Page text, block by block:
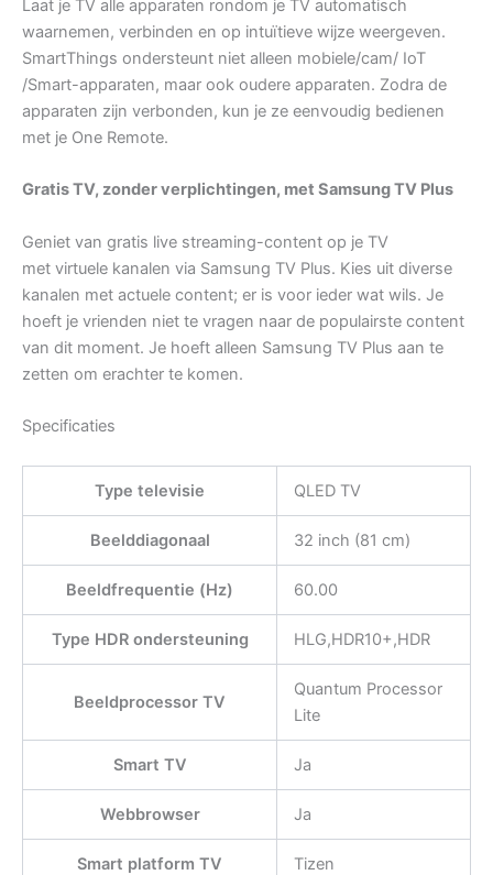
Laat je TV alle apparaten rondom je TV automatisch
waarnemen, verbinden en op intuïtieve wijze weergeven.
SmartThings ondersteunt niet alleen mobiele/cam/ IoT
/Smart-apparaten, maar ook oudere apparaten. Zodra de
apparaten zijn verbonden, kun je ze eenvoudig bedienen
met je One Remote.
Gratis TV, zonder verplichtingen, met Samsung TV Plus
Geniet van gratis live streaming-content op je TV
met virtuele kanalen via Samsung TV Plus. Kies uit diverse
kanalen met actuele content; er is voor ieder wat wils. Je
hoeft je vrienden niet te vragen naar de populairste content
van dit moment. Je hoeft alleen Samsung TV Plus aan te
zetten om erachter te komen.
Specificaties
Type televisie QLED TV
Beelddiagonaal 32 inch (81 cm)
Beeldfrequentie (Hz) 60.00
Type HDR ondersteuning HLG,HDR10+,HDR
Beeldprocessor TV
Quantum Processor
Lite
Smart TV Ja
Webbrowser Ja
Smart platform TV Tizen